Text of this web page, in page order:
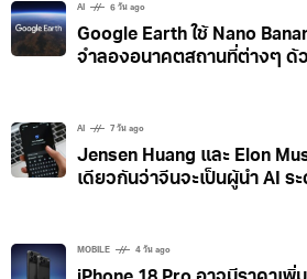
AI 6 วัน ago
Google Earth ใช้ Nano
จำลองอนาคตสถานที่ต่างๆ ด้ว
AI 7 วัน ago
Jensen Huang และ Elon
เดียวกันว่าจีนจะเป็นผู้นำ AI ร
MOBILE 4 วัน ago